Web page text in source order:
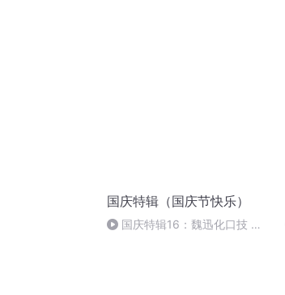
国庆特辑（国庆节快乐）
国庆特辑16：魏迅化口技 二